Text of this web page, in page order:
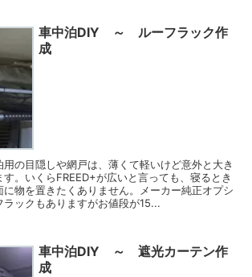
車中泊DIY ～ ルーフラック作
成
の目隠しや網戸は、薄くて軽いけど意外と大き
。いくらFREED+が広いと言っても、寝るとき
に物を置きたくありません。メーカー純正オプシ
ラックもありますがお値段が15...
車中泊DIY ～ 遮光カーテン作
成